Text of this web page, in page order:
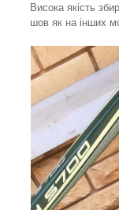
Висока якість
шов як на інших